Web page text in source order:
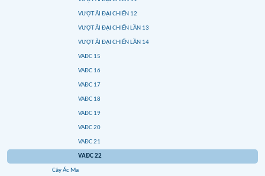
VƯỢT ẢI ĐẠI CHIẾN 12
VƯỢT ẢI ĐẠI CHIẾN LẦN 13
VƯỢT ẢI ĐẠI CHIẾN LẦN 14
VAĐC 15
VAĐC 16
VAĐC 17
VAĐC 18
VAĐC 19
VAĐC 20
VAĐC 21
VAĐC 22
Cây Ác Ma